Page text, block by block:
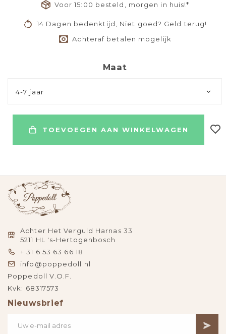
Voor 15:00 besteld, morgen in huis!*
14 Dagen bedenktijd, Niet goed? Geld terug!
Achteraf betalen mogelijk
Maat
4-7 jaar
TOEVOEGEN AAN WINKELWAGEN
Achter Het Verguld Harnas 33
5211 HL 's-Hertogenbosch
+ 31 6 53 63 66 18
info@poppedoll.nl
Poppedoll V.O.F.
Kvk: 68317573
Nieuwsbrief